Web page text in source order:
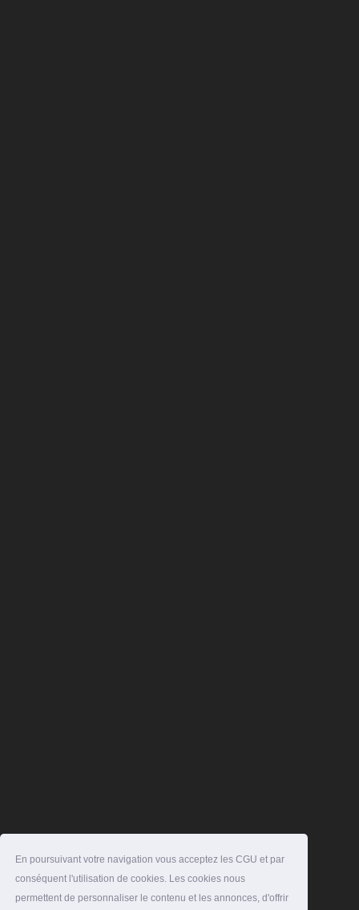
En poursuivant votre navigation vous acceptez les CGU et par
conséquent l'utilisation de cookies. Les cookies nous
permettent de personnaliser le contenu et les annonces, d'offrir